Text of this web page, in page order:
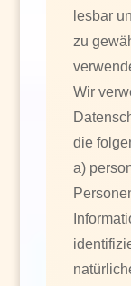
lesbar
zu
Wir
die
a)